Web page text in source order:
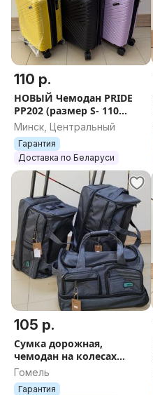
110 р.
НОВЫЙ Чемодан PRIDE
PP202 (размер S- 110
бел.рублей ) +
БЕСПЛАТНАЯ ДОСТАВКА
ПО БЕЛАРУСИ
Минск, Центральный
Гарантия
Доставка по Беларуси
105 р.
Сумка дорожная,
чемодан на колесах
Impreza Серый +
БЕСПЛАТНАЯ отправка
Гомель
Гарантия